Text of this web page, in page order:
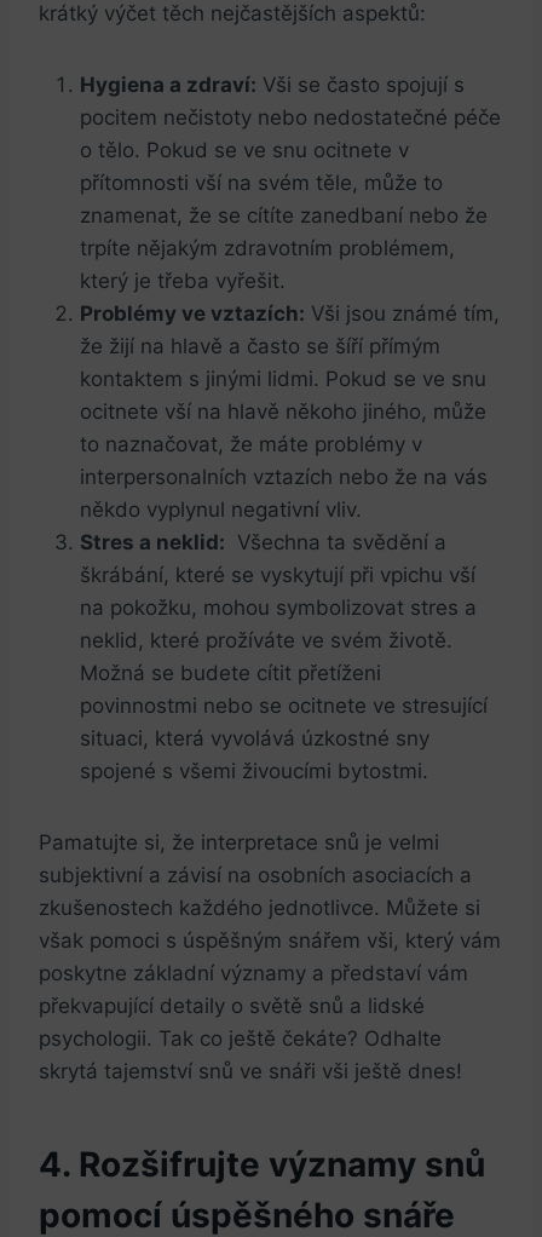
krátký výčet⁢ těch nejčastějších aspektů:
Hygiena a‍ zdraví: Vši se‍ často spojují s
pocitem nečistoty⁤ nebo nedostatečné péče
o tělo. ⁤Pokud se ve‌ snu ocitnete v
přítomnosti vší na svém těle, ‍může to
znamenat, že⁣ se cítíte zanedbaní nebo že
trpíte ⁣nějakým zdravotním problémem,
který ‌je třeba vyřešit.
Problémy ve vztazích: Vši jsou známé tím,
že ⁢žijí⁢ na hlavě a ⁢často se šíří přímým
kontaktem s jinými lidmi. ‌Pokud se ve snu
ocitnete vší na hlavě někoho⁣ jiného, může
to naznačovat, že‍ máte problémy v
interpersonalních vztazích nebo že na vás
někdo vyplynul negativní vliv.
Stres a neklid: ​ Všechna ta svědění a
škrábání, které se vyskytují při vpichu⁤ vší
na pokožku,‌ mohou symbolizovat stres ‌a
neklid, které prožíváte ve svém ​životě.
Možná se budete cítit přetíženi
povinnostmi⁣ nebo ⁤se ocitnete ve stresující
situaci,⁢ která vyvolává úzkostné sny
spojené s všemi živoucími bytostmi.
Pamatujte si, ‍že interpretace snů je velmi
subjektivní a závisí na osobních asociacích a
zkušenostech‍ každého⁤ jednotlivce. Můžete‍ si
však pomoci s úspěšným snářem vši, který​ vám
poskytne‌ základní významy​ a představí vám
překvapující detaily ‌o světě snů ⁣a⁣ lidské
psychologii. ​Tak co ještě čekáte? Odhalte
skrytá tajemství snů ve snáři ‍vši ‍ještě dnes!
4. Rozšifrujte‍ významy snů⁤
pomocí úspěšného snáře